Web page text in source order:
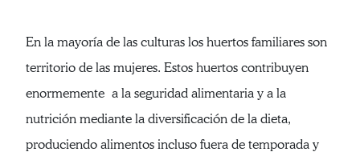
En la mayoría de las culturas los huertos familiares son
territorio de las mujeres. Estos huertos contribuyen
enormemente a la seguridad alimentaria y a la
nutrición mediante la diversificación de la dieta,
produciendo alimentos incluso fuera de temporada y